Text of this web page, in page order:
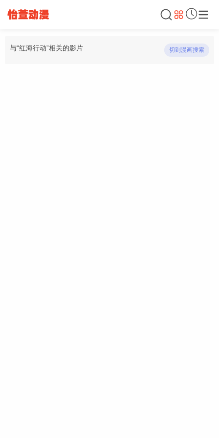
与“红海行动”相关的影片 切到漫画搜索